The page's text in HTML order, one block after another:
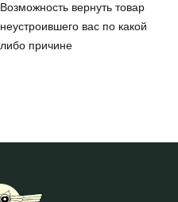
Возможность вернуть товар
неустроившего вас по какой
либо причине